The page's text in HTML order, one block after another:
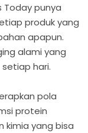
Today punya
produk yang
apapun.
alami yang
hari.
pola
protein
kimia yang bisa